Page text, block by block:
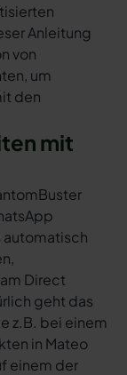
Anleitung
von
um
den
mit
automatisch
Direct
geht das
z.B. bei einem
in Mateo
einem der